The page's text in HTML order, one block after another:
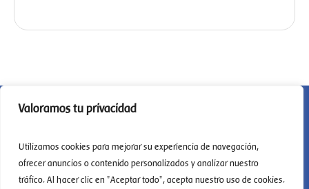
Valoramos tu privacidad
Utilizamos cookies para mejorar su experiencia de navegación,
ofrecer anuncios o contenido personalizados y analizar nuestro
tráfico. Al hacer clic en "Aceptar todo", acepta nuestro uso de cookies.